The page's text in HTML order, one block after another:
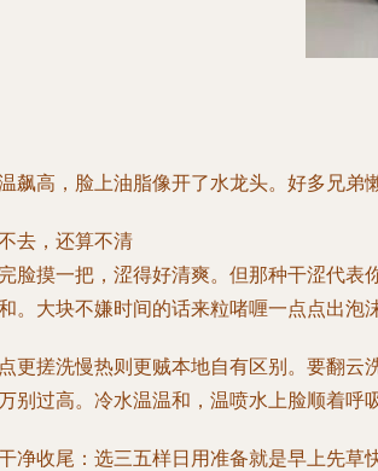
飙高，脸上油脂像开了水龙头。好多兄弟
去，还算不清
脸摸一把，涩得好清爽。但那种干涩代表
。大块不嫌时间的话来粒啫喱一点点出泡
更搓洗慢热则更贼本地自有区别。要翻云
别过高。冷水温温和，温喷水上脸顺着呼
净收尾：选三五样日用准备就是早上先